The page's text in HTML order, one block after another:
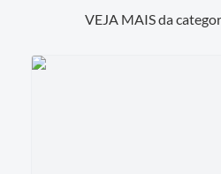
VEJA MAIS da